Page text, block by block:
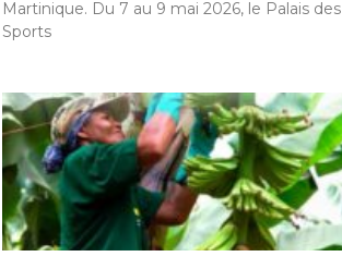
Martinique. Du 7 au 9 mai 2026, le Palais des
Sports